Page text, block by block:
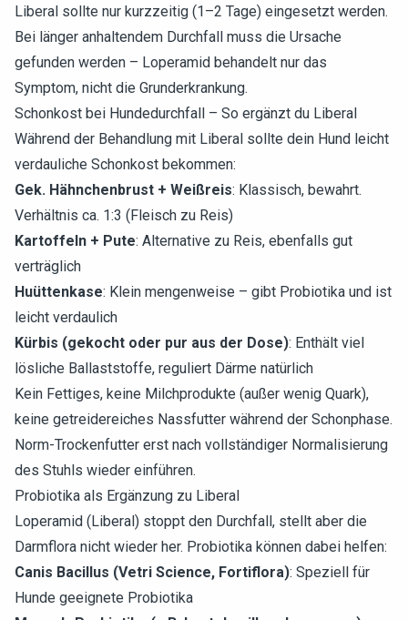
Liberal sollte nur kurzzeitig (1–2 Tage) eingesetzt werden.
Bei länger anhaltendem Durchfall muss die Ursache
gefunden werden – Loperamid behandelt nur das
Symptom, nicht die Grunderkrankung.
Schonkost bei Hundedurchfall – So ergänzt du Liberal
Während der Behandlung mit Liberal sollte dein Hund leicht
verdauliche Schonkost bekommen:
Gek. Hähnchenbrust + Weißreis: Klassisch, bewahrt.
Verhältnis ca. 1:3 (Fleisch zu Reis)
Kartoffeln + Pute: Alternative zu Reis, ebenfalls gut
verträglich
Huüttenkase: Klein mengenweise – gibt Probiotika und ist
leicht verdaulich
Kürbis (gekocht oder pur aus der Dose): Enthält viel
lösliche Ballaststoffe, reguliert Därme natürlich
Kein Fettiges, keine Milchprodukte (außer wenig Quark),
keine getreidereiches Nassfutter während der Schonphase.
Norm-Trockenfutter erst nach vollständiger Normalisierung
des Stuhls wieder einführen.
Probiotika als Ergänzung zu Liberal
Loperamid (Liberal) stoppt den Durchfall, stellt aber die
Darmflora nicht wieder her. Probiotika können dabei helfen:
Canis Bacillus (Vetri Science, Fortiflora): Speziell für
Hunde geeignete Probiotika